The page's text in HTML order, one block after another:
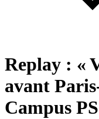
Replay : «
avant
Campus